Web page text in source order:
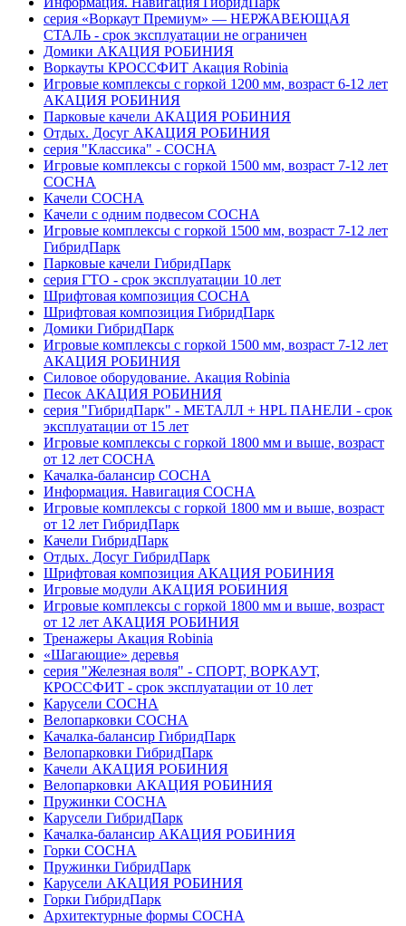
серия «Воркаут Премиум» — НЕРЖАВЕЮЩАЯ
СТАЛЬ - срок эксплуатации не ограничен
Домики АКАЦИЯ РОБИНИЯ
Воркауты КРОССФИТ Акация Robinia
Игровые комплексы с горкой 1200 мм, возраст 6-12 лет
АКАЦИЯ РОБИНИЯ
Парковые качели АКАЦИЯ РОБИНИЯ
Отдых. Досуг АКАЦИЯ РОБИНИЯ
серия "Классика" - СОСНА
Игровые комплексы с горкой 1500 мм, возраст 7-12 лет
СОСНА
Качели СОСНА
Качели с одним подвесом СОСНА
Игровые комплексы с горкой 1500 мм, возраст 7-12 лет
ГибридПарк
Парковые качели ГибридПарк
серия ГТО - срок эксплуатации 10 лет
Шрифтовая композиция СОСНА
Шрифтовая композиция ГибридПарк
Домики ГибридПарк
Игровые комплексы с горкой 1500 мм, возраст 7-12 лет
АКАЦИЯ РОБИНИЯ
Силовое оборудование. Акация Robinia
Песок АКАЦИЯ РОБИНИЯ
серия "ГибридПарк" - МЕТАЛЛ + HPL ПАНЕЛИ - срок
эксплуатации от 15 лет
Игровые комплексы с горкой 1800 мм и выше, возраст
от 12 лет СОСНА
Качалка-балансир СОСНА
Информация. Навигация СОСНА
Игровые комплексы с горкой 1800 мм и выше, возраст
от 12 лет ГибридПарк
Качели ГибридПарк
Отдых. Досуг ГибридПарк
Шрифтовая композиция АКАЦИЯ РОБИНИЯ
Игровые модули АКАЦИЯ РОБИНИЯ
Игровые комплексы с горкой 1800 мм и выше, возраст
от 12 лет АКАЦИЯ РОБИНИЯ
Тренажеры Акация Robinia
«Шагающие» деревья
серия "Железная воля" - СПОРТ, ВОРКАУТ,
КРОССФИТ - срок эксплуатации от 10 лет
Карусели СОСНА
Велопарковки СОСНА
Качалка-балансир ГибридПарк
Велопарковки ГибридПарк
Качели АКАЦИЯ РОБИНИЯ
Велопарковки АКАЦИЯ РОБИНИЯ
Пружинки СОСНА
Карусели ГибридПарк
Качалка-балансир АКАЦИЯ РОБИНИЯ
Горки СОСНА
Пружинки ГибридПарк
Карусели АКАЦИЯ РОБИНИЯ
Горки ГибридПарк
Архитектурные формы СОСНА